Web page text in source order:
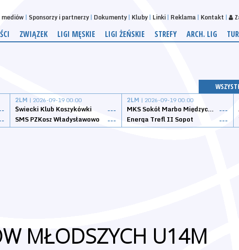
mediów Sponsorzy i partnerzy Dokumenty Kluby Linki Reklama Kontakt
ZWIĄZEK LIGI MĘSKIE LIGI ŻEŃSKIE STREFY ARCH. LIG
2LM | 2026-09-19 00:00
Świecki Klub Koszykówki
---
SMS PZKosz Władysławowo
---
2LM | 2026-09-19 00:00
MKS Sokół Marbo Międzychód ---
Energa Trefl II Sopot
---
MŁODSZYCH U14M